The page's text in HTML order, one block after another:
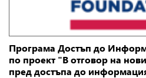
Програма Достъп до
по проект "В отговор на
пред достъпа до